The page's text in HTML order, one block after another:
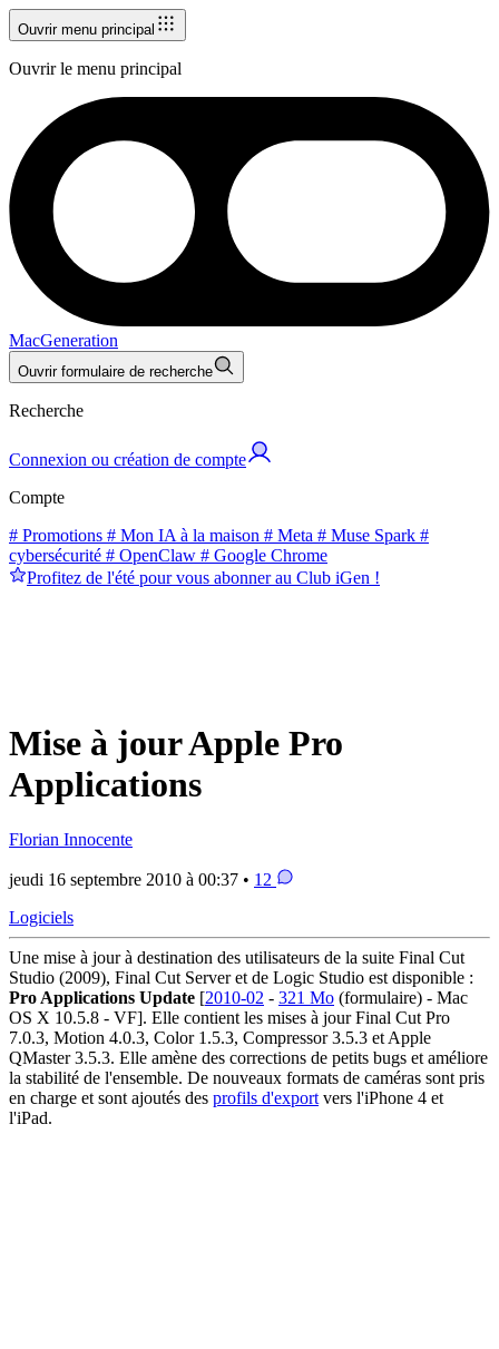
Ouvrir menu principal
Ouvrir le menu principal
MacGeneration
Ouvrir formulaire de recherche
Recherche
Connexion ou création de compte
Compte
# Promotions # Mon IA à la maison # Meta # Muse Spark #
cybersécurité # OpenClaw # Google Chrome
Profitez de l'été pour vous abonner au Club iGen !
Mise à jour Apple Pro
Applications
Florian Innocente
jeudi 16 septembre 2010 à 00:37 • 12
Logiciels
Une mise à jour à destination des utilisateurs de la suite Final Cut
Studio (2009), Final Cut Server et de Logic Studio est disponible :
Pro Applications Update [2010-02 - 321 Mo (formulaire) - Mac
OS X 10.5.8 - VF]. Elle contient les mises à jour Final Cut Pro
7.0.3, Motion 4.0.3, Color 1.5.3, Compressor 3.5.3 et Apple
QMaster 3.5.3. Elle amène des corrections de petits bugs et améliore
la stabilité de l'ensemble. De nouveaux formats de caméras sont pris
en charge et sont ajoutés des profils d'export vers l'iPhone 4 et
l'iPad.